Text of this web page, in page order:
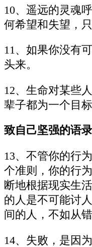
10、遥远的灵魂
何希望和失望，
11、如果你没有
头来。
12、生命对某些
辈子都为一个目标
致自己坚强的语录
13、不管你的行
个准则，你的行
断地根据现实生
的人是不可能讨
间的人，不如从
14、失败，是因